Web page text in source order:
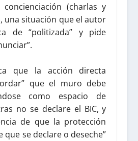
(charlas y
una situación que el autor
de “politizada” y pide
que la acción directa
que el muro debe
como espacio de
no se declare el BIC, y
de que la protección
que se declare o deseche”